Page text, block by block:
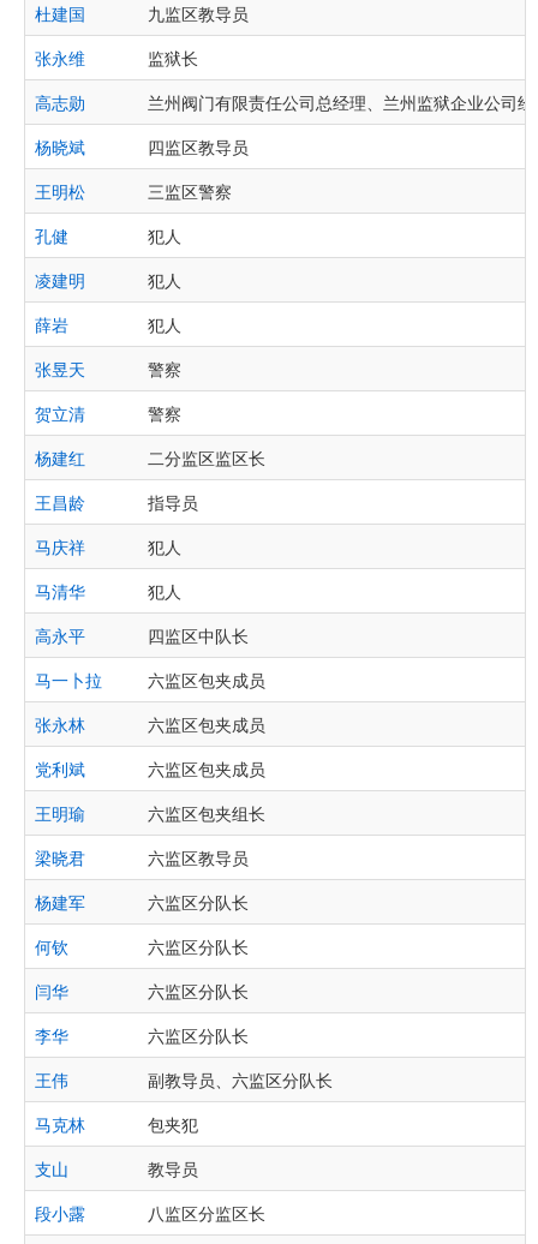
杜建国
九监区教导员
张永维
监狱长
高志勋
兰州阀门有限责任公司总经理、兰州监狱企业公司
杨晓斌
四监区教导员
王明松
三监区警察
孔健
犯人
凌建明
犯人
薛岩
犯人
张昱天
警察
贺立清
警察
杨建红
二分监区监区长
王昌龄
指导员
马庆祥
犯人
马清华
犯人
高永平
四监区中队长
马一卜拉
六监区包夹成员
张永林
六监区包夹成员
党利斌
六监区包夹成员
王明瑜
六监区包夹组长
梁晓君
六监区教导员
杨建军
六监区分队长
何钦
六监区分队长
闫华
六监区分队长
李华
六监区分队长
王伟
副教导员、六监区分队长
马克林
包夹犯
支山
教导员
段小露
八监区分监区长